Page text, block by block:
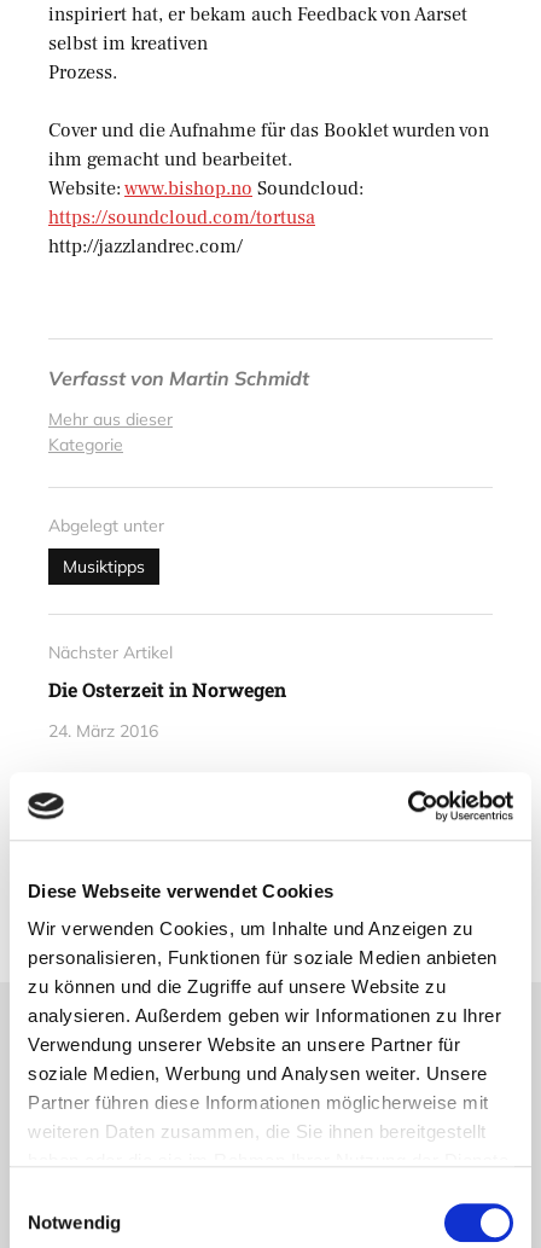
Diese Webseite verwendet Cookies
Wir verwenden Cookies, um Inhalte und Anzeigen zu
personalisieren, Funktionen für soziale Medien anbieten
zu können und die Zugriffe auf unsere Website zu
analysieren. Außerdem geben wir Informationen zu Ihrer
Verwendung unserer Website an unsere Partner für
soziale Medien, Werbung und Analysen weiter. Unsere
Partner führen diese Informationen möglicherweise mit
weiteren Daten zusammen, die Sie ihnen bereitgestellt
Notwendig
inspiriert hat, er bekam auch Feedback von Aarset
selbst im kreativen
Prozess.
Cover und die Aufnahme für das Booklet wurden von
ihm gemacht und bearbeitet.
Website: www.bishop.no Soundcloud:
https://soundcloud.com/tortusa
http://jazzlandrec.com/
Verfasst von Martin Schmidt
Mehr aus dieser
Kategorie
Abgelegt unter
Musiktipps
Nächster Artikel
Die Osterzeit in Norwegen
24. März 2016
Vorheriger Artikel
150 Jahre Storting
22. März 2016
Lesetipps
UNSERE EMPFEHLUNGEN